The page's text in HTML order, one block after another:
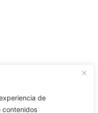
de
contenidos